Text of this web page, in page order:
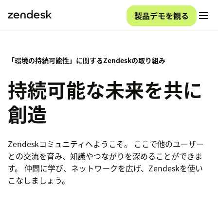
製品デモを観る
「環境の持続可能性」に関するZendeskの取り組み
持続可能な未来を共に
創造
Zendeskコミュニティへようこそ。 ここで他のユーザー
との交流を育み、知識やつながりを深めることができま
す。 仲間に学び、ネットワークを広げ、Zendeskを使い
こなしましょう。